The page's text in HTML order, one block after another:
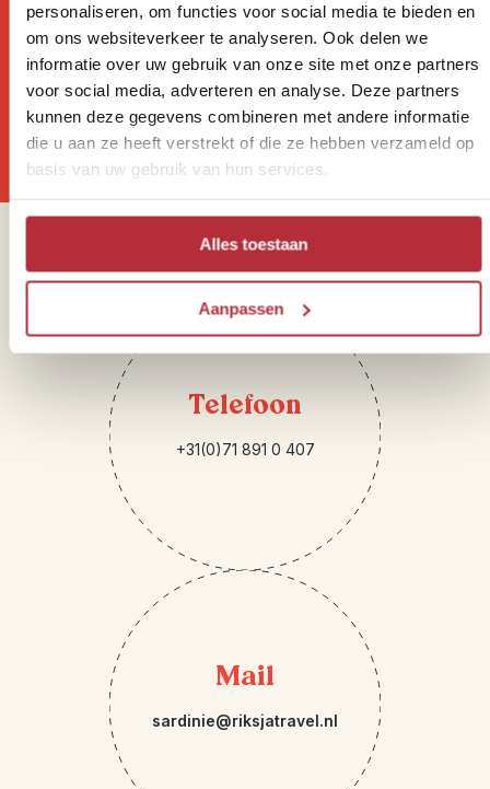
personaliseren, om functies voor social media te bieden en
om ons websiteverkeer te analyseren. Ook delen we
informatie over uw gebruik van onze site met onze partners
voor social media, adverteren en analyse. Deze partners
kunnen deze gegevens combineren met andere informatie
die u aan ze heeft verstrekt of die ze hebben verzameld op
basis van uw gebruik van hun services.
Alles toestaan
Aanpassen
Wil jij altijd als eerste op de
hoogte zijn van onze Riksja
Reisnieuwtjes?
Sparren of heb je vragen?
Telefoon
+31(0)71 891 0 407
Mail
sardinie@riksjatravel.nl